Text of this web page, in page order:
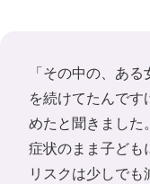
「その中の、あ
を続けてたんで
めたと聞きました
症状のまま子ども
リスクは少しで